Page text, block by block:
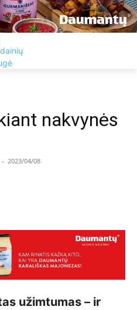
nakvynės
- 2023/04/08
užimtumas – ir